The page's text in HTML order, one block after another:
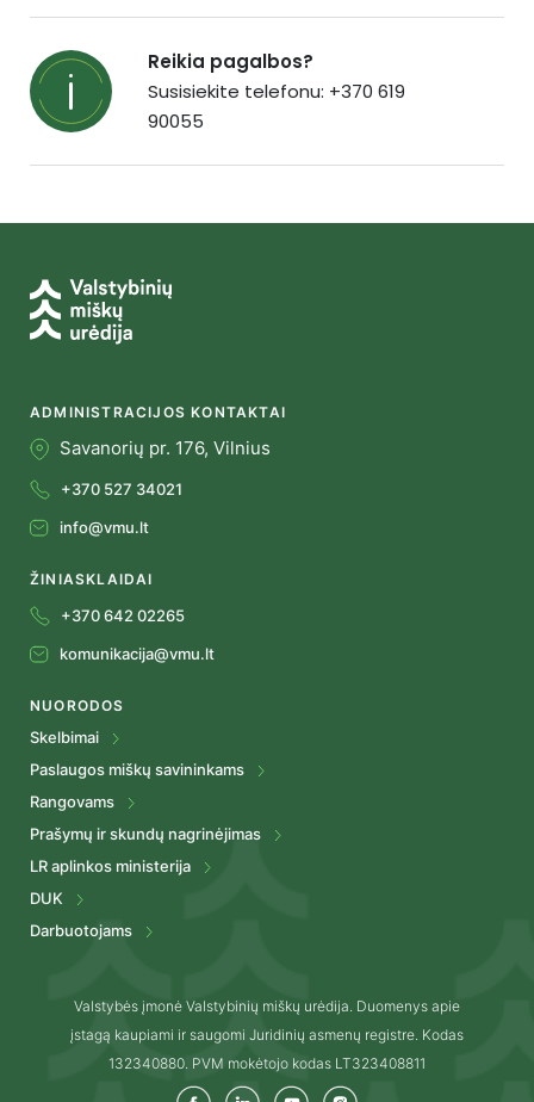
Reikia pagalbos?
Susisiekite telefonu: +370 619
90055
ADMINISTRACIJOS KONTAKTAI
Savanorių pr. 176, Vilnius
+370 527 34021
info@vmu.lt
ŽINIASKLAIDAI
+370 642 02265
komunikacija@vmu.lt
NUORODOS
Skelbimai
Paslaugos miškų savininkams
Rangovams
Prašymų ir skundų nagrinėjimas
LR aplinkos ministerija
DUK
Darbuotojams
Valstybės įmonė Valstybinių miškų urėdija. Duomenys apie
įstagą kaupiami ir saugomi Juridinių asmenų registre. Kodas
132340880. PVM mokėtojo kodas LT323408811